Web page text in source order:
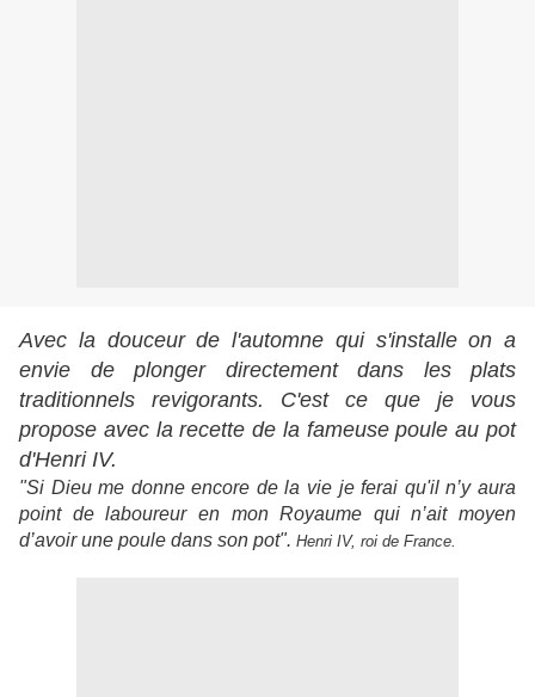
Avec la douceur de l'automne qui s'installe on a
envie de plonger directement dans les plats
traditionnels revigorants. C'est ce que je vous
propose avec la recette de la fameuse poule au pot
d'Henri IV.
"Si Dieu me donne encore de la vie je ferai qu'il n’y aura
point de laboureur en mon Royaume qui n’ait moyen
d’avoir une poule dans son pot". Henri IV, roi de France.